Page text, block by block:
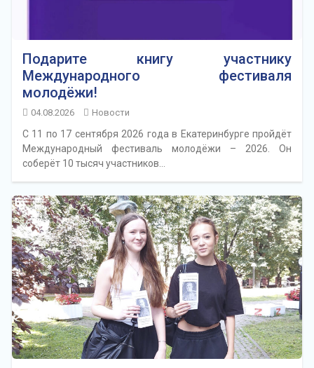
Подарите книгу участнику
Международного фестиваля
молодёжи!
04.08.2026 Новости
С 11 по 17 сентября 2026 года в Екатеринбурге пройдёт
Международный фестиваль молодёжи – 2026. Он
соберёт 10 тысяч участников…